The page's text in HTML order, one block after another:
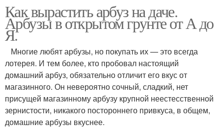
Как вырастить арбуз на даче.
Арбузы в открытом грунте от А до
Я.
Многие любят арбузы, но покупать их — это всегда
лотерея. И тем более, кто пробовал настоящий
домашний арбуз, обязательно отличит его вкус от
магазинного. Он невероятно сочный, сладкий, нет
присущей магазинному арбузу крупной неестесственной
зернистости, никакого постороннего привкуса, в общем,
домашние арбузы вкуснее.